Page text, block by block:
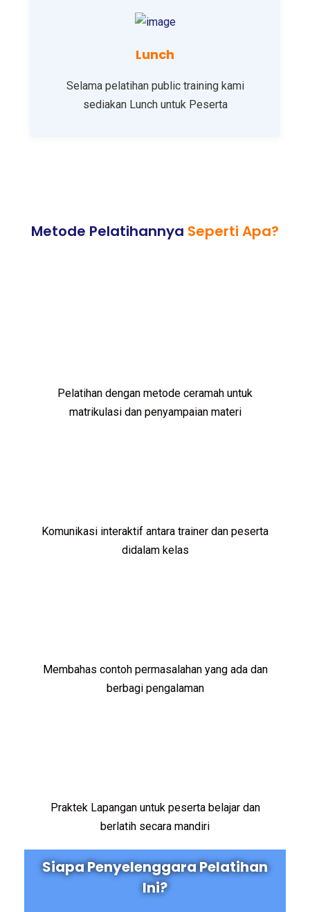
Lunch
Selama pelatihan public training kami
sediakan Lunch untuk Peserta
Metode Pelatihannya Seperti Apa?
Pelatihan dengan metode ceramah untuk
matrikulasi dan penyampaian materi
Komunikasi interaktif antara trainer dan peserta
didalam kelas
Membahas contoh permasalahan yang ada dan
berbagi pengalaman
Praktek Lapangan untuk peserta belajar dan
berlatih secara mandiri
Siapa Penyelenggara Pelatihan
Ini?